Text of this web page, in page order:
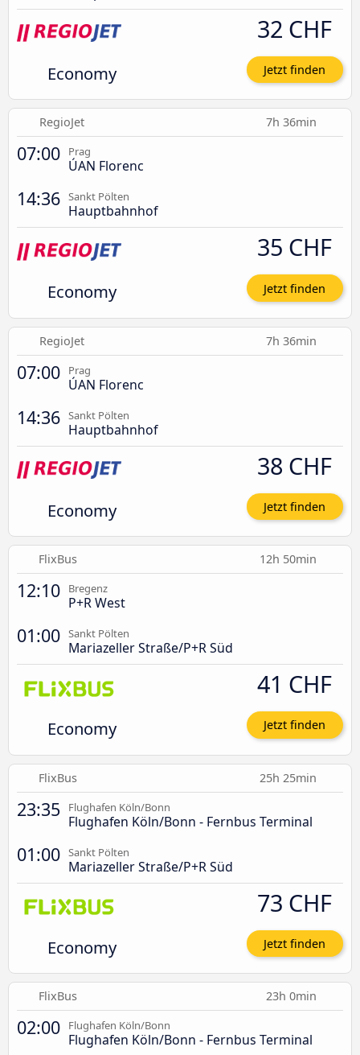
Economy
32 CHF
Jetzt finden
RegioJet 7h 36min
07:00 Prag
ÚAN Florenc
14:36 Sankt Pölten
Hauptbahnhof
Economy
35 CHF
Jetzt finden
RegioJet 7h 36min
07:00 Prag
ÚAN Florenc
14:36 Sankt Pölten
Hauptbahnhof
Economy
38 CHF
Jetzt finden
FlixBus 12h 50min
12:10 Bregenz
P+R West
01:00 Sankt Pölten
Mariazeller Straße/P+R Süd
Economy
41 CHF
Jetzt finden
FlixBus 25h 25min
23:35 Flughafen Köln/Bonn
Flughafen Köln/Bonn - Fernbus Terminal
01:00 Sankt Pölten
Mariazeller Straße/P+R Süd
Economy
73 CHF
Jetzt finden
FlixBus 23h 0min
02:00 Flughafen Köln/Bonn
Flughafen Köln/Bonn - Fernbus Terminal